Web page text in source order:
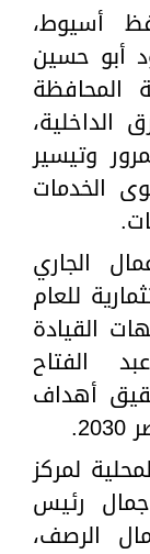
أسيوط،
أبو حسين
المحافظة
وتيسير
الخدمات
الجاري
للعام
لتوجيهات القيادة
الفتاح
أهداف
لمركز
رئيس
الرصف،